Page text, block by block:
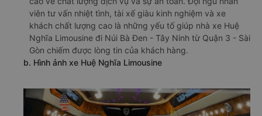
viên tư vấn nhiệt tình, tài xế giàu kinh nghiệm và xe
khách chất lượng cao là những yếu tố giúp nhà xe Huệ
Nghĩa Limousine đi Núi Bà Đen - Tây Ninh từ Quận 3 - Sài
Gòn chiếm được lòng tin của khách hàng.
b. Hình ảnh xe Huệ Nghĩa Limousine